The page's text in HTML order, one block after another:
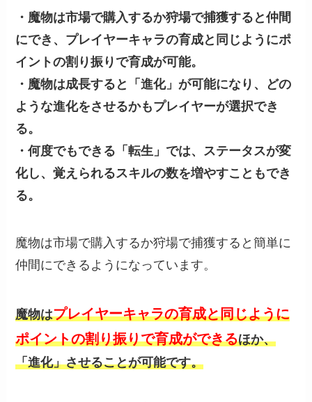
・魔物は市場で購入するか狩場で捕獲すると仲間
にでき、プレイヤーキャラの育成と同じようにポ
イントの割り振りで育成が可能。
・魔物は成長すると「進化」が可能になり、どの
ような進化をさせるかもプレイヤーが選択でき
る。
・何度でもできる「転生」では、ステータスが変
化し、覚えられるスキルの数を増やすこともでき
る。
魔物は市場で購入するか狩場で捕獲すると簡単に
仲間にできるようになっています。
魔物はプレイヤーキャラの育成と同じように
ポイントの割り振りで育成ができるほか、
「進化」させることが可能です。